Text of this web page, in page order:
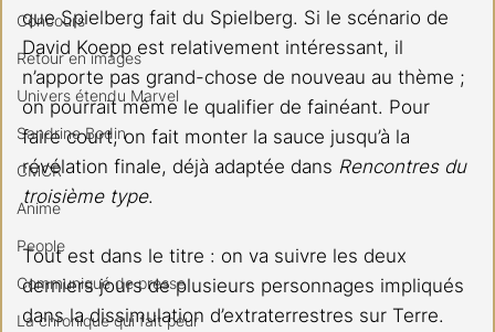
Concours
Retour en images
Univers étendu Marvel
Sandrine Bodin
CMCR
Anime
People
Communiqué de presse
La chronique qui fait peur
que Spielberg fait du Spielberg. Si le scénario de
David Koepp est relativement intéressant, il
n’apporte pas grand-chose de nouveau au thème ;
on pourrait même le qualifier de fainéant. Pour
faire court, on fait monter la sauce jusqu’à la
révélation finale, déjà adaptée dans Rencontres du
troisième type.
Tout est dans le titre : on va suivre les deux
derniers jours de plusieurs personnages impliqués
dans la dissimulation d’extraterrestres sur Terre.